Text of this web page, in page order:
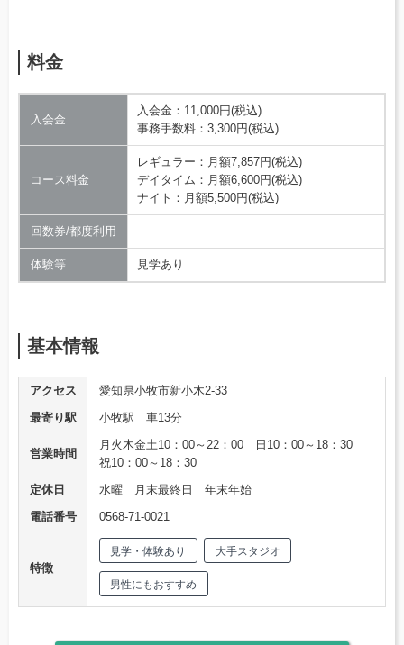
料金
入会金
入会金：11,000円(税込)
事務手数料：3,300円(税込)
コース料金
レギュラー：月額7,857円(税込)
デイタイム：月額6,600円(税込)
ナイト：月額5,500円(税込)
回数券/都度利用 ―
体験等 見学あり
基本情報
アクセス
愛知県小牧市新小木2-33
最寄り駅
小牧駅 車13分
営業時間
月火木金土10：00～22：00 日10：00～18：30
祝10：00～18：30
定休日
水曜 月末最終日 年末年始
電話番号
0568-71-0021
特徴
見学・体験あり 大手スタジオ
男性にもおすすめ